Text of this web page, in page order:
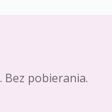
pobierania.